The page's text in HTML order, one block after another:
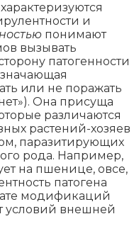
и
понимают
вызывать
патогенности
или не поражать
Она присуща
различаются
растений-хозяев
паразитирующих
рода. Например,
на пшенице, овсе,
патогена
модификаций
условий внешней